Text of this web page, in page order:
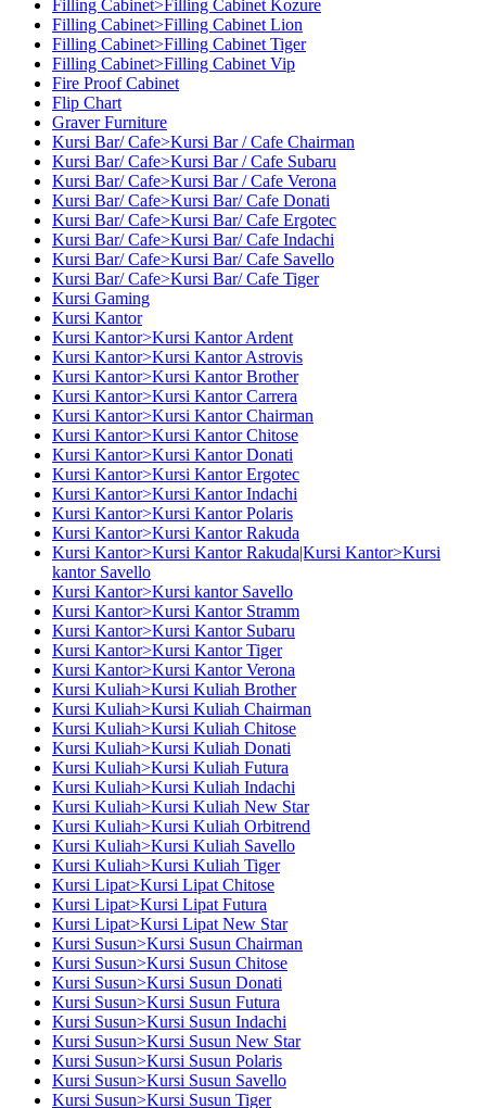
Filling Cabinet>Filling Cabinet Kozure
Filling Cabinet>Filling Cabinet Lion
Filling Cabinet>Filling Cabinet Tiger
Filling Cabinet>Filling Cabinet Vip
Fire Proof Cabinet
Flip Chart
Graver Furniture
Kursi Bar/ Cafe>Kursi Bar / Cafe Chairman
Kursi Bar/ Cafe>Kursi Bar / Cafe Subaru
Kursi Bar/ Cafe>Kursi Bar / Cafe Verona
Kursi Bar/ Cafe>Kursi Bar/ Cafe Donati
Kursi Bar/ Cafe>Kursi Bar/ Cafe Ergotec
Kursi Bar/ Cafe>Kursi Bar/ Cafe Indachi
Kursi Bar/ Cafe>Kursi Bar/ Cafe Savello
Kursi Bar/ Cafe>Kursi Bar/ Cafe Tiger
Kursi Gaming
Kursi Kantor
Kursi Kantor>Kursi Kantor Ardent
Kursi Kantor>Kursi Kantor Astrovis
Kursi Kantor>Kursi Kantor Brother
Kursi Kantor>Kursi Kantor Carrera
Kursi Kantor>Kursi Kantor Chairman
Kursi Kantor>Kursi Kantor Chitose
Kursi Kantor>Kursi Kantor Donati
Kursi Kantor>Kursi Kantor Ergotec
Kursi Kantor>Kursi Kantor Indachi
Kursi Kantor>Kursi Kantor Polaris
Kursi Kantor>Kursi Kantor Rakuda
Kursi Kantor>Kursi Kantor Rakuda|Kursi Kantor>Kursi
kantor Savello
Kursi Kantor>Kursi kantor Savello
Kursi Kantor>Kursi Kantor Stramm
Kursi Kantor>Kursi Kantor Subaru
Kursi Kantor>Kursi Kantor Tiger
Kursi Kantor>Kursi Kantor Verona
Kursi Kuliah>Kursi Kuliah Brother
Kursi Kuliah>Kursi Kuliah Chairman
Kursi Kuliah>Kursi Kuliah Chitose
Kursi Kuliah>Kursi Kuliah Donati
Kursi Kuliah>Kursi Kuliah Futura
Kursi Kuliah>Kursi Kuliah Indachi
Kursi Kuliah>Kursi Kuliah New Star
Kursi Kuliah>Kursi Kuliah Orbitrend
Kursi Kuliah>Kursi Kuliah Savello
Kursi Kuliah>Kursi Kuliah Tiger
Kursi Lipat>Kursi Lipat Chitose
Kursi Lipat>Kursi Lipat Futura
Kursi Lipat>Kursi Lipat New Star
Kursi Susun>Kursi Susun Chairman
Kursi Susun>Kursi Susun Chitose
Kursi Susun>Kursi Susun Donati
Kursi Susun>Kursi Susun Futura
Kursi Susun>Kursi Susun Indachi
Kursi Susun>Kursi Susun New Star
Kursi Susun>Kursi Susun Polaris
Kursi Susun>Kursi Susun Savello
Kursi Susun>Kursi Susun Tiger